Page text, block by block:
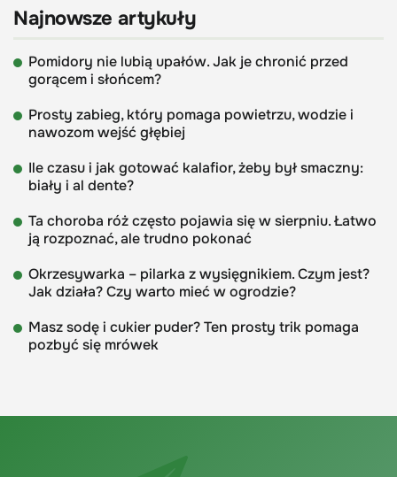
Najnowsze artykuły
Pomidory nie lubią upałów. Jak je chronić przed
gorącem i słońcem?
Prosty zabieg, który pomaga powietrzu, wodzie i
nawozom wejść głębiej
Ile czasu i jak gotować kalafior, żeby był smaczny:
biały i al dente?
Ta choroba róż często pojawia się w sierpniu. Łatwo
ją rozpoznać, ale trudno pokonać
Okrzesywarka – pilarka z wysięgnikiem. Czym jest?
Jak działa? Czy warto mieć w ogrodzie?
Masz sodę i cukier puder? Ten prosty trik pomaga
pozbyć się mrówek